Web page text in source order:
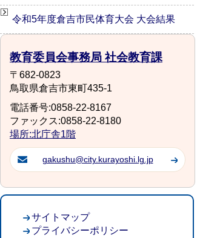
令和5年度倉吉市民体育大会 大会結果
教育委員会事務局 社会教育課
〒682-0823
鳥取県倉吉市東町435-1
電話番号:0858-22-8167
ファックス:0858-22-8180
場所:北庁舎1階
gakushu@city.kurayoshi.lg.jp
サイトマップ
プライバシーポリシー